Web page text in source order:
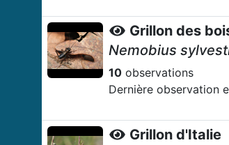
Grillon des
Nemobius
10 observations
Dernière observation
Grillon d'Italie